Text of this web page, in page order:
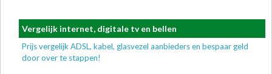
Vergelijk internet, digitale tv en bellen
Prijs vergelijk ADSL, kabel, glasvezel aanbieders en bespaar geld
door over te stappen!